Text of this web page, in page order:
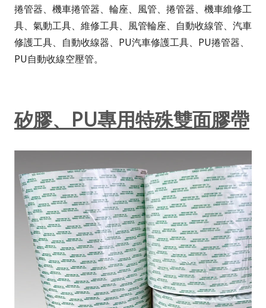
捲管器、機車捲管器、輪座、風管、捲管器、機車維修工
具、氣動工具、維修工具、風管輪座、自動收線管、汽車
修護工具、自動收線器、PU汽車修護工具、PU捲管器、
PU自動收線空壓管。
矽膠、PU專用特殊雙面膠帶